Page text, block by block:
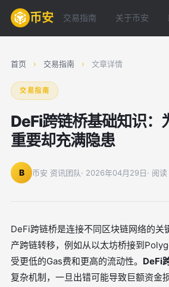
币安 交易指南 关于币安
首页 › 交易指南 › 文章详情
交易指南
DeFi跨链桥基础知识：
重要却充满隐患
B 币安 资讯团队· 2026年04月29日· 阅
DeFi跨链桥是连接不同区块链网络的关
产跨链转移，例如从以太坊桥接到
受更低的Gas费和更高的流动性。 DeFi
复杂机制，一旦出错可能导致巨额资金